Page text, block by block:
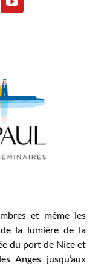
et même les
la lumière de la
du port de Nice et
Anges jusqu’aux